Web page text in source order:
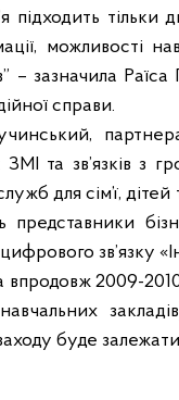
підходить
можливості
– зазначила
справи.
та зв’язків з
для сім’ї,
зв’язку
2009-
буде